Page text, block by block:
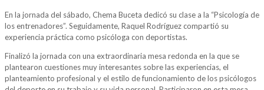
En la jornada del sábado, Chema Buceta dedicó su clase a la “Psicología de
los entrenadores”. Seguidamente, Raquel Rodríguez compartió su
experiencia práctica como psicóloga con deportistas.
Finalizó la jornada con una extraordinaria mesa redonda en la que se
plantearon cuestiones muy interesantes sobre las experiencias, el
planteamiento profesional y el estilo de funcionamiento de los psicólogos